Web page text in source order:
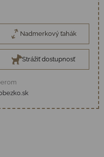
Nadmerkový ťahák
Strážiť dostupnosť